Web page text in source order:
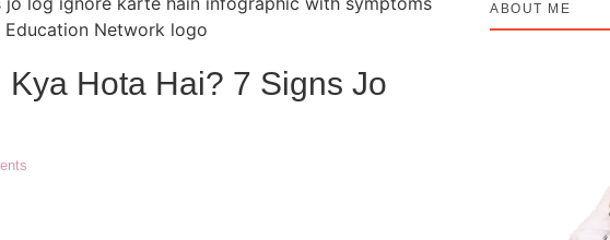
Hota Hai? 7 Signs Jo
ABOUT ME